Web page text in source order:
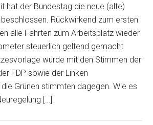
hat der Bundestag die neue (alte)
Rückwirkend zum ersten
alle Fahrten zum Arbeitsplatz wieder
steuerlich geltend gemacht
wurde mit den Stimmen der
FDP sowie der Linken
Grünen stimmten dagegen. Wie es
[…]